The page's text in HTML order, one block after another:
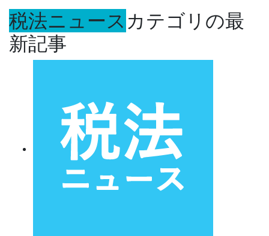
税法ニュース カテゴリの最
新記事